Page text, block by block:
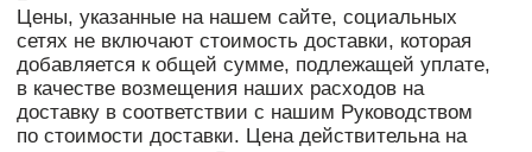
и сохранности его товарного вида будет
проведена независимая экспертиза товара.
При отказе от Товара и его возврате с
помощью курьерских и почтовых служб,
возврат Клиенту денежных средств
осуществляется путем перечисления
соответствующей суммы способом,
указанным в заявлении на возврат:
1) На карту, согласно реквизитам, указанным в